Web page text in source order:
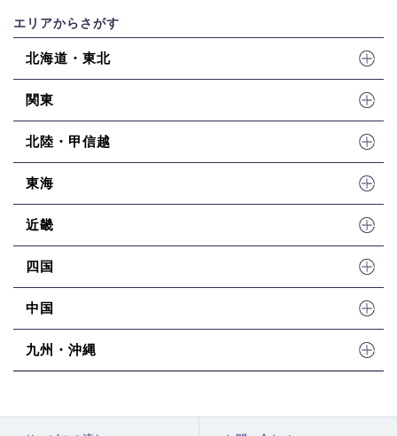
エリアからさがす
北海道・東北
関東
北陸・甲信越
東海
近畿
四国
中国
九州・沖縄